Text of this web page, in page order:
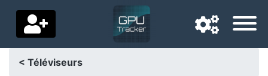
< Téléviseurs